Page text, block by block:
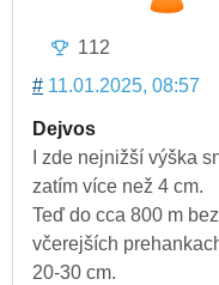
112
# 11.01.2025, 08:57
Dejvos
I zde nejnižší výška
zatím více než 4 cm.
Teď do cca 800 m
včerejších
20-30 cm.